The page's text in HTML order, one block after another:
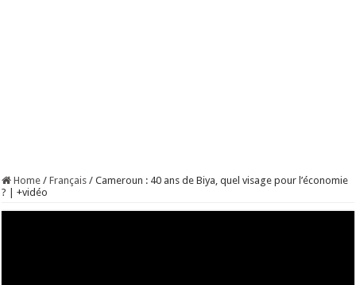
Home / Français / Cameroun : 40 ans de Biya, quel visage pour l’économie
? | +vidéo